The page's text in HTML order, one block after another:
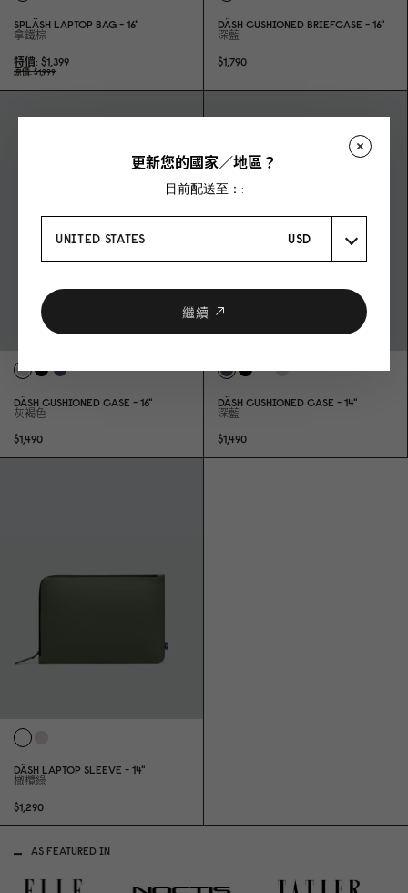
SPLÄSH LAPTOP BAG - 16"
拿鐵棕
特價 $1,399
原價 $1,999
DÄSH CUSHIONED BRIEFCASE - 16"
深藍
$1,790
DÄSH CUSHIONED CASE - 16"
灰褐色
$1,490
DÄSH CUSHIONED CASE - 14"
深藍
$1,490
DÄSH LAPTOP SLEEVE - 14"
橄欖綠
$1,290
AS FEATURED IN
更新您的國家／地區？
目前配送至：:
UNITED STATES USD
繼續